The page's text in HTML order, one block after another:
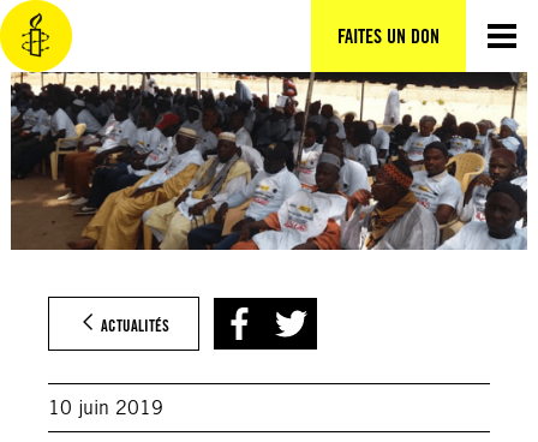
FAITES UN DON
Aller
au
contenu
ACTUALITÉS
10 juin 2019